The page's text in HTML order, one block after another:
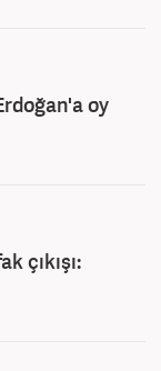
oy
çıkışı: